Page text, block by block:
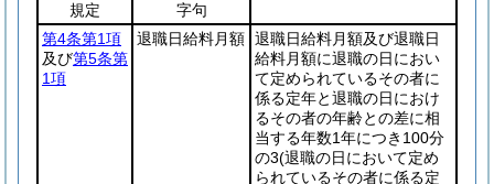
規定
字句
第4条第1項
及び第5条第
1項
退職日給料月額 退職日給料月額及び退職日
給料月額に退職の日におい
て定められているその者に
係る定年と退職の日におけ
るその者の年齢との差に相
当する年数1年につき100分
の3(退職の日において定め
られているその者に係る定